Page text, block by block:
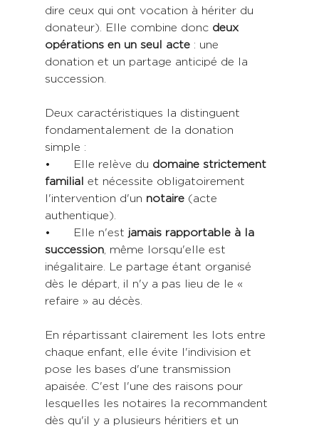
dire ceux qui ont vocation à hériter du
donateur). Elle combine donc deux
opérations en un seul acte : une
donation et un partage anticipé de la
succession.
Deux caractéristiques la distinguent
fondamentalement de la donation
simple :
•	Elle relève du domaine strictement
familial et nécessite obligatoirement
l'intervention d'un notaire (acte
authentique).
•	Elle n'est jamais rapportable à la
succession, même lorsqu'elle est
inégalitaire. Le partage étant organisé
dès le départ, il n'y a pas lieu de le «
refaire » au décès.
En répartissant clairement les lots entre
chaque enfant, elle évite l'indivision et
pose les bases d'une transmission
apaisée. C'est l'une des raisons pour
lesquelles les notaires la recommandent
dès qu'il y a plusieurs héritiers et un